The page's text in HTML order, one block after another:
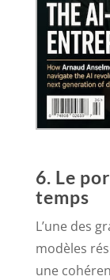
6. Le
temps
L’une des
modèles
une